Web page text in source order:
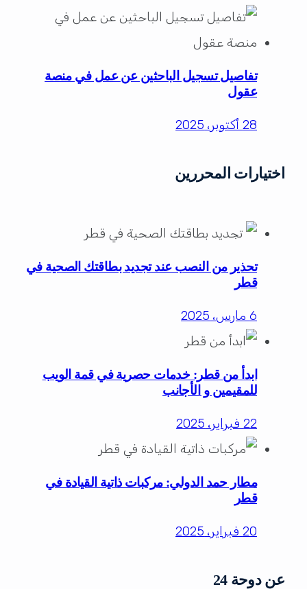
تفاصيل تسجيل الباحثين عن عمل في منصة
عقول
28 أكتوبر، 2025
اختيارات المحررين
تحذير من النصب عند تجديد بطاقتك الصحية في
قطر
6 مارس، 2025
ابدأ من قطر: خدمات حصرية في قمة الويب
للمقيمين و الأجانب
22 فبراير، 2025
مطار حمد الدولي: مركبات ذاتية القيادة في
قطر
20 فبراير، 2025
عن دوحة 24